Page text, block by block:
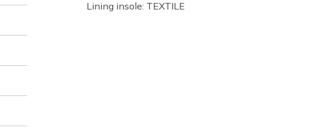
Lining insole: TEXTILE